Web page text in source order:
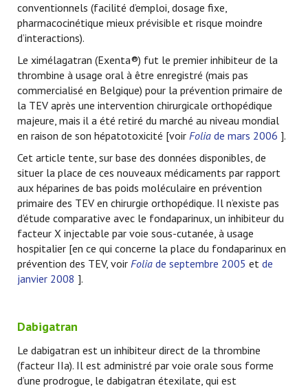
conventionnels (facilité d’emploi, dosage fixe,
pharmacocinétique mieux prévisible et risque moindre
d’interactions).
Le ximélagatran (Exenta®) fut le premier inhibiteur de la
thrombine à usage oral à être enregistré (mais pas
commercialisé en Belgique) pour la prévention primaire de
la TEV après une intervention chirurgicale orthopédique
majeure, mais il a été retiré du marché au niveau mondial
en raison de son hépatotoxicité [voir Folia de mars 2006 ].
Cet article tente, sur base des données disponibles, de
situer la place de ces nouveaux médicaments par rapport
aux héparines de bas poids moléculaire en prévention
primaire des TEV en chirurgie orthopédique. Il n’existe pas
d’étude comparative avec le fondaparinux, un inhibiteur du
facteur X injectable par voie sous-cutanée, à usage
hospitalier [en ce qui concerne la place du fondaparinux en
prévention des TEV, voir Folia de septembre 2005 et de
janvier 2008 ].
Dabigatran
Le dabigatran est un inhibiteur direct de la thrombine
(facteur IIa). Il est administré par voie orale sous forme
d’une prodrogue, le dabigatran étexilate, qui est